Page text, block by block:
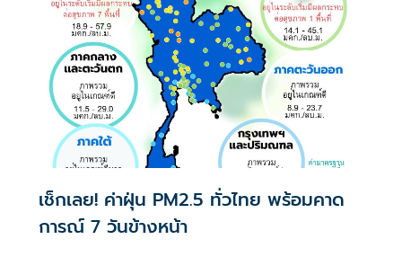
เช็กเลย! ค่าฝุ่น PM2.5 ทั่วไทย พร้อมคาด
การณ์ 7 วันข้างหน้า